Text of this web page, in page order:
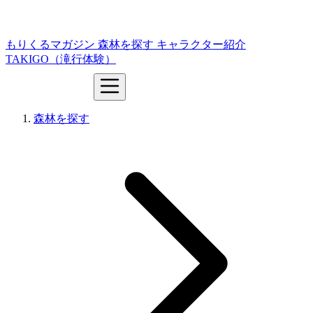
もりくるマガジン 森林を探す キャラクター紹介
TAKIGO（滝行体験）
森林を探す